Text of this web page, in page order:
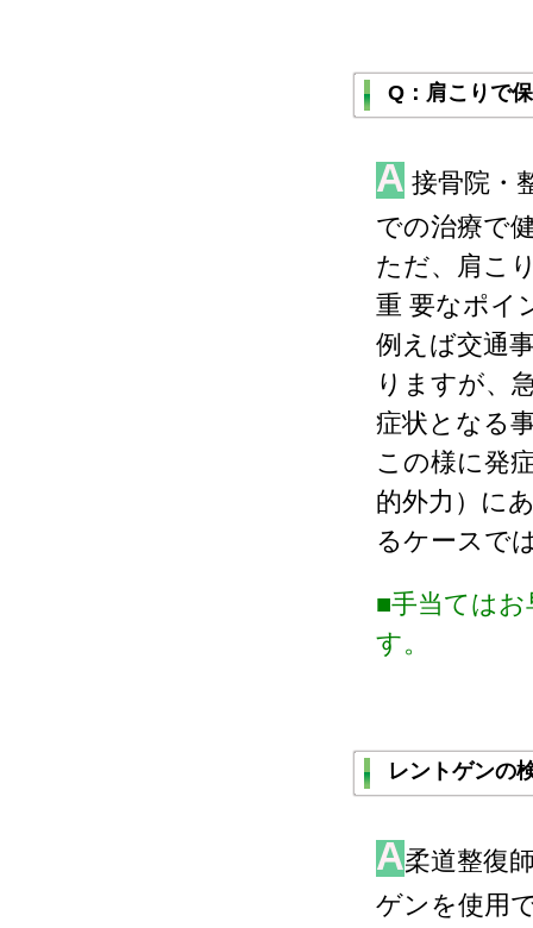
Q：肩こりで
A 接骨院・
での治療で
ただ、肩こ
重 要なポイ
例えば交通
りますが、
症状となる
この様に発
的外力）に
るケースで
■手当ては
す。
レントゲンの
A柔道整復
ゲンを使用